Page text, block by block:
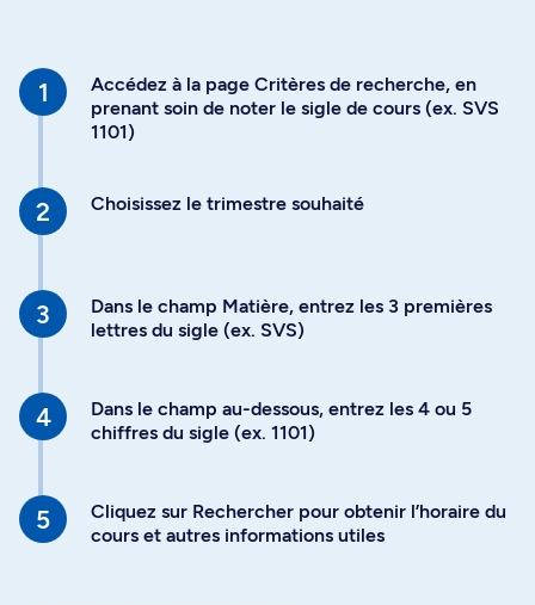
Accédez à la page Critères de recherche, en
prenant soin de noter le sigle de cours (ex. SVS
1101)
Choisissez le trimestre souhaité
Dans le champ Matière, entrez les 3 premières
lettres du sigle (ex. SVS)
Dans le champ au-dessous, entrez les 4 ou 5
chiffres du sigle (ex. 1101)
Cliquez sur Rechercher pour obtenir l’horaire du
cours et autres informations utiles